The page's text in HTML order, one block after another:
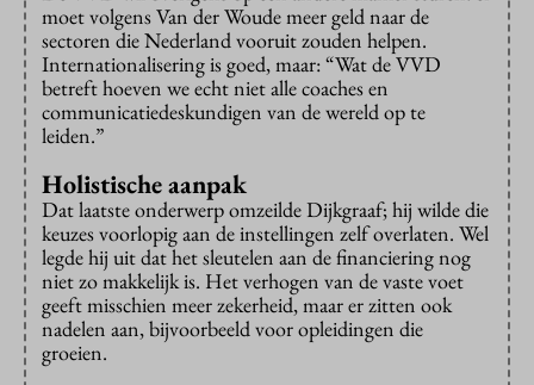
moet volgens Van der Woude meer geld naar de
sectoren die Nederland vooruit zouden helpen.
Internationalisering is goed, maar: “Wat de VVD
betreft hoeven we echt niet alle coaches en
communicatiedeskundigen van de wereld op te
leiden.”
Holistische aanpak
Dat laatste onderwerp omzeilde Dijkgraaf; hij wilde die
keuzes voorlopig aan de instellingen zelf overlaten. Wel
legde hij uit dat het sleutelen aan de financiering nog
niet zo makkelijk is. Het verhogen van de vaste voet
geeft misschien meer zekerheid, maar er zitten ook
nadelen aan, bijvoorbeeld voor opleidingen die
groeien.